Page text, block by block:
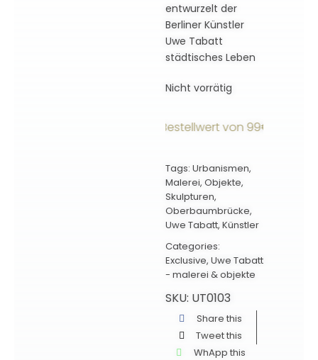
entwurzelt der
Berliner Künstler
Uwe Tabatt
städtisches Leben
Nicht vorrätig
ab einem Bestellwert von 99€ innerhalb
Tags: Urbanismen,
Malerei, Objekte,
Skulpturen,
Oberbaumbrücke,
Uwe Tabatt, Künstler
Categories:
Exclusive, Uwe Tabatt
- malerei & objekte
SKU: UT0103
Share this
Tweet this
WhApp this